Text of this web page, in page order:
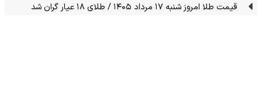
قیمت طلا امروز شنبه ۱۷ مرداد ۱۴۰۵ / طلای ۱۸ عیار گران شد